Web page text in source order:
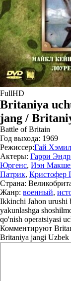
FullHD
Britaniya
jang /
Battle of Britain
Год выхода: 1969
Режиссер:Гай
Актеры: Гарри
Юргенс, Иэн
Патрик, Кристофер
Страна:
Жанр: военный,
Ikkinchi Jahon urushi
yakunlashga
qo'nish operatsiyasi
Комментируют
Britaniya jangi Uzbek